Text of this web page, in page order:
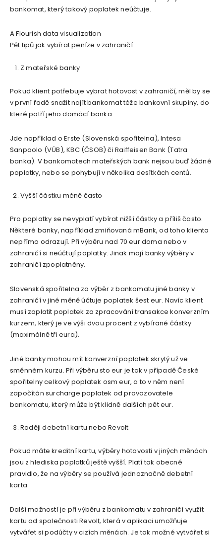
bankomat, který takový poplatek neúčtuje.
A Flourish data visualization
Pět tipů jak vybírat peníze v zahraničí
Z mateřské banky
Pokud klient potřebuje vybrat hotovost v zahraničí, měl by se
v první řadě snažit najít bankomat téže bankovní skupiny, do
které patří jeho domácí banka.
Jde například o Erste (Slovenská spořitelna), Intesa
Sanpaolo (VÚB), KBC (ČSOB) či Raiffeisen Bank (Tatra
banka). V bankomatech mateřských bank nejsou buď žádné
poplatky, nebo se pohybují v několika desítkách centů.
Vyšší částku méně často
Pro poplatky se nevyplatí vybírat nižší částky a příliš často.
Některé banky, například zmiňovaná mBank, od toho klienta
nepřímo odrazují. Při výběru nad 70 eur doma nebo v
zahraničí si neúčtují poplatky. Jinak mají banky výběry v
zahraničí zpoplatněny.
Slovenská spořitelna za výběr z bankomatu jiné banky v
zahraničí v jiné měně účtuje poplatek šest eur. Navíc klient
musí zaplatit poplatek za zpracování transakce konverzním
kurzem, který je ve výši dvou procent z vybírané částky
(maximálně tři eura).
Jiné banky mohou mít konverzní poplatek skrytý už ve
směnném kurzu. Při výběru sto eur je tak v případě České
spořitelny celkový poplatek osm eur, a to v něm není
započítán surcharge poplatek od provozovatele
bankomatu, který může být klidně dalších pět eur.
Raději debetní kartu nebo Revolt
Pokud máte kreditní kartu, výběry hotovosti v jiných měnách
jsou z hlediska poplatků ještě vyšší. Platí tak obecné
pravidlo, že na výběry se používá jednoznačně debetní
karta.
Další možností je při výběru z bankomatu v zahraničí využít
kartu od společnosti Revolt, která v aplikaci umožňuje
vytvářet si podúčty v cizích měnách. Je tak možné vytvářet si